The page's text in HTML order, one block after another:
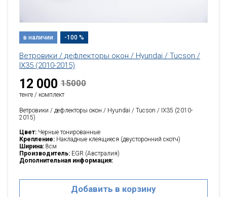
в наличии -100 %
Ветровики / дефлекторы окон / Hyundai / Tucson /
IX35 (2010-2015)
12 000 15000
тенге / комплект
Ветровики / дефлекторы окон / Hyundai / Tucson / IX35 (2010-
2015)
Цвет: Черные тонированные
Крепление: Накладные клеящиеся (двусторонний скотч)
Ширина: 8см
Производитель: EGR (Австралия)
Дополнительная информация:
Добавить в корзину